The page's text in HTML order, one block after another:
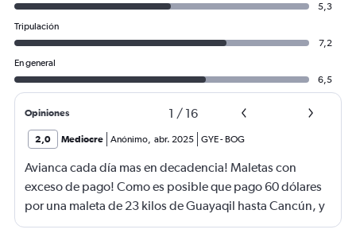
5,3
Tripulación
7,2
En general
6,5
Opiniones 1 / 16
2,0 Mediocre Anónimo, abr. 2025 GYE- BOG
Avianca cada día mas en decadencia! Maletas con
exceso de pago! Como es posible que pago 60 dólares
por una maleta de 23 kilos de Guayaqil hasta Cancún, y
de regreso por la misma ruta tengo que pagar 135